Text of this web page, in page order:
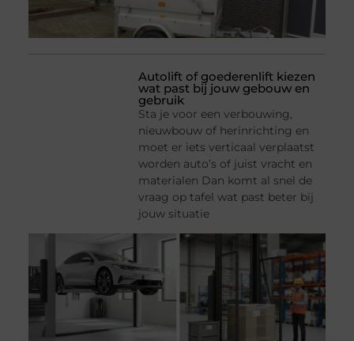
Autolift of goederenlift kiezen
wat past bij jouw gebouw en
gebruik
Sta je voor een verbouwing,
nieuwbouw of herinrichting en
moet er iets verticaal verplaatst
worden auto’s of juist vracht en
materialen Dan komt al snel de
vraag op tafel wat past beter bij
jouw situatie